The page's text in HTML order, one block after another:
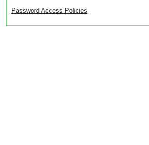
Password Access Policies